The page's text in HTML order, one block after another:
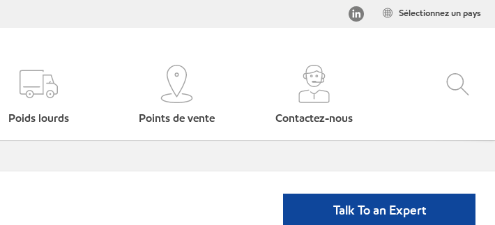
Sélectionnez un pays
Poids lourds Points de vente Contactez-nous
Talk To an Expert